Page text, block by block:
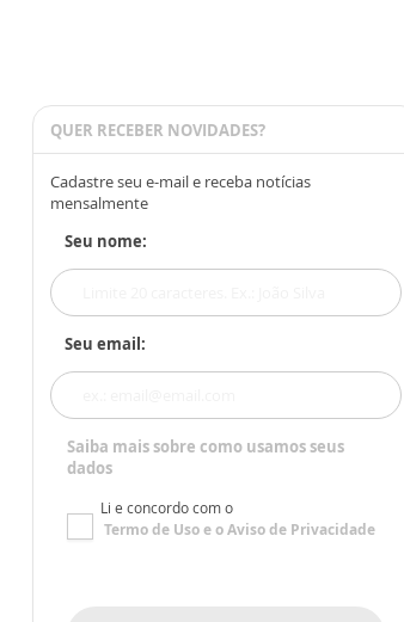
QUER RECEBER NOVIDADES?
Cadastre seu e-mail e receba notícias
mensalmente
Seu nome:
Seu email:
Saiba mais sobre como usamos seus
dados
Li e concordo com o
Termo de Usoe oAviso de Privacidade